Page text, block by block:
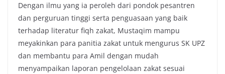
Dengan ilmu yang ia peroleh dari pondok pesantren
dan perguruan tinggi serta penguasaan yang baik
terhadap literatur fiqh zakat, Mustaqim mampu
meyakinkan para panitia zakat untuk mengurus SK UPZ
dan membantu para Amil dengan mudah
menyampaikan laporan pengelolaan zakat sesuai